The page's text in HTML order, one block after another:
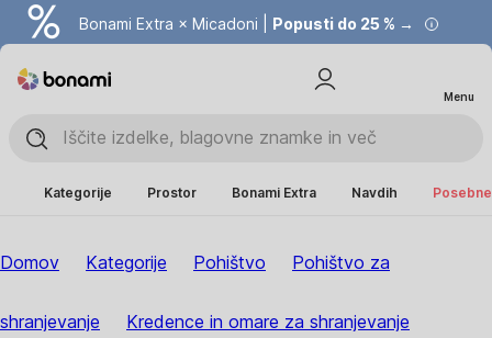
Bonami Extra × Micadoni | Popusti do 25 % →
Menu
Kategorije Prostor Bonami Extra Navdih
Domov Kategorije Pohištvo Pohištvo za
shranjevanje
Kredence in omare za shranjevanje